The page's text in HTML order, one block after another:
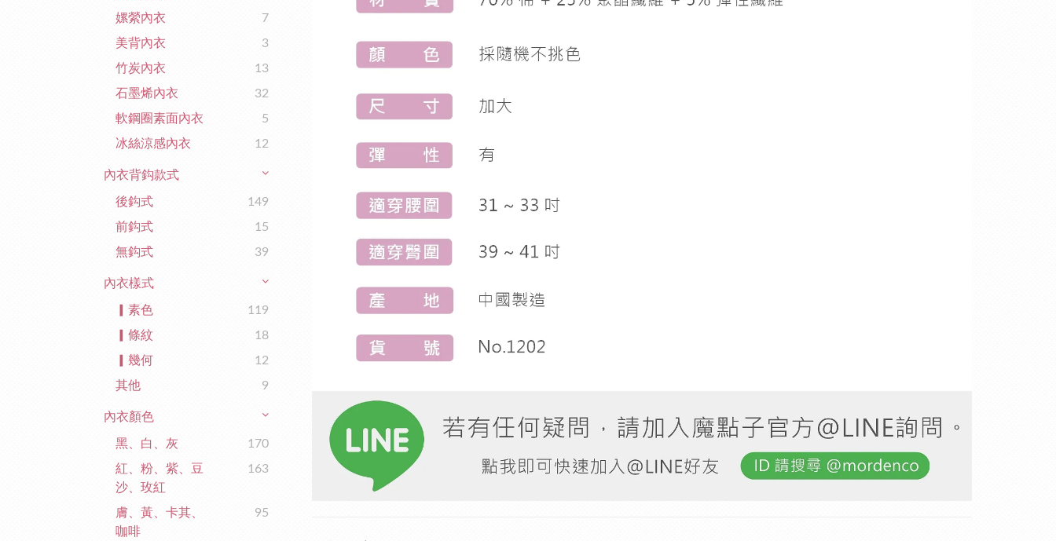
嫘縈內衣
7
美背內衣
3
竹炭內衣
13
石墨烯內衣
32
軟鋼圈素面內衣
5
冰絲涼感內衣
12
內衣背鈎款式
後鈎式
149
前鈎式
15
無鈎式
39
內衣樣式
▎素色
119
▎條紋
18
▎幾何
12
其他
9
內衣顏色
黑、白、灰
170
紅、粉、紫、豆
沙、玫紅
163
膚、黃、卡其、
咖啡
95